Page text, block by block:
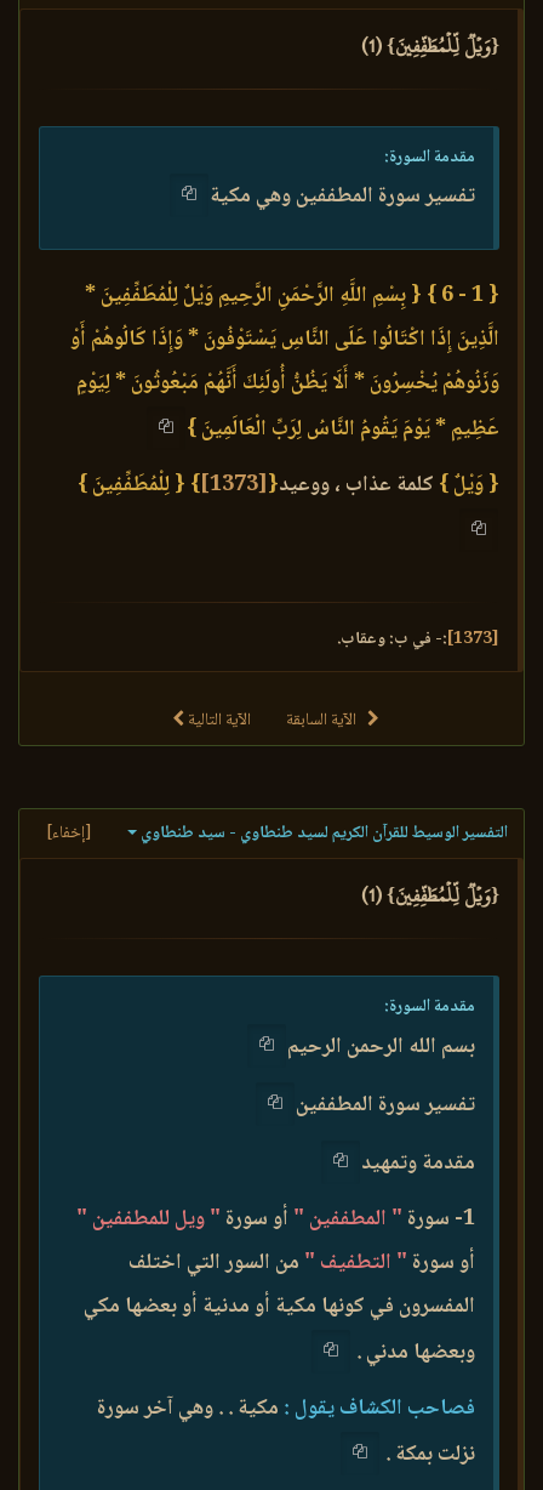
{وَيۡلٞ لِّلۡمُطَفِّفِينَ} (1)
مقدمة السورة:
تفسير سورة المطففين وهي مكية
{ 1 - 6 }
{ بِسْمِ اللَّهِ الرَّحْمَنِ الرَّحِيمِ وَيْلٌ لِلْمُطَفِّفِينَ *
الَّذِينَ إِذَا اكْتَالُوا عَلَى النَّاسِ يَسْتَوْفُونَ * وَإِذَا كَالُوهُمْ أَوْ
وَزَنُوهُمْ يُخْسِرُونَ * أَلَا يَظُنُّ أُولَئِكَ أَنَّهُمْ مَبْعُوثُونَ * لِيَوْمٍ
عَظِيمٍ * يَوْمَ يَقُومُ النَّاسُ لِرَبِّ الْعَالَمِينَ }
{ وَيْلٌ } كلمة عذاب ، ووعيد{
[1373]
} { لِلْمُطَفِّفِينَ }
[1373] :- في ب: وعقاب.
الآية السابقة الآية التالية
التفسير الوسيط للقرآن الكريم لسيد طنطاوي - سيد طنطاوي [إخفاء]
{وَيۡلٞ لِّلۡمُطَفِّفِينَ} (1)
مقدمة السورة:
بسم الله الرحمن الرحيم
تفسير سورة المطففين
مقدمة وتمهيد
1- سورة
" المطففين " أو سورة " ويل للمطففين "
أو سورة " التطفيف " من السور التي اختلف
المفسرون في كونها مكية أو مدنية أو بعضها مكي
وبعضها مدني .
فصاحب الكشاف يقول : مكية . . وهي آخر سورة
نزلت بمكة .